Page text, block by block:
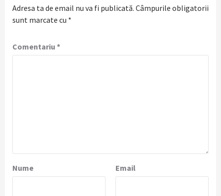
Adresa ta de email nu va fi publicată. Câmpurile obligatorii
sunt marcate cu *
Comentariu *
Nume Email